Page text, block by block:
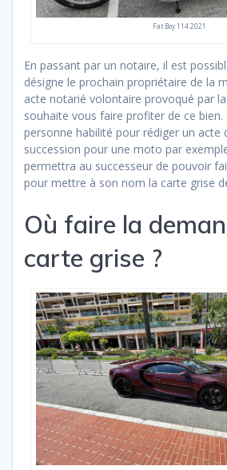
Fat Boy 114 2021
En passant par un notaire, il est
désigne le prochain propriétaire de la
acte notarié volontaire provoqué par
souhaite vous faire profiter de ce
personne habilité pour rédiger un acte
succession pour une moto par
permettra au successeur de pouvoir
pour mettre à son nom la carte grise
Où faire la
carte grise ?